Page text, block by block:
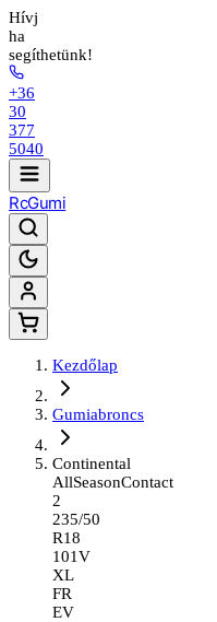
Hívj
ha
segíthetünk!
+36
30
377
5040
RcGumi
Kezdőlap
Gumiabroncs
Continental
AllSeasonContact
2
235/50
R18
101V
XL
FR
EV